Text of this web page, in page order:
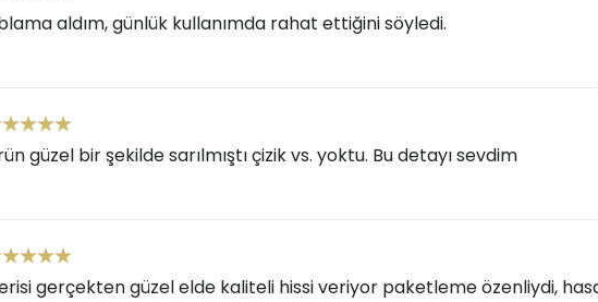
aldım, günlük kullanımda rahat ettiğini söyledi.
güzel bir şekilde sarılmıştı çizik vs. yoktu. Bu detayı sevdim
gerçekten güzel elde kaliteli hissi veriyor paketleme özenliydi,